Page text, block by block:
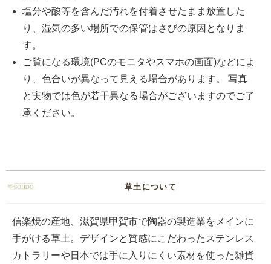
塩分や酸等を含んだ汚れを付着させたまま放置した
り、湿気の多い場所での保管はさびの原因となりま
す。
ご覧になる環境(PCのモニタやスマホの画面)などによ
り、色合いが異なって見える場合があります。 写真
と実物では色が若干異なる場合がございますのでご了
承ください。
草土について
信楽焼の産地、滋賀県甲賀市で陶器の製造業をメインに
手がける草土。デザインと質感にこだわったステンレス
カトラリーや日本では手に入りにくい素材を使った雑貨